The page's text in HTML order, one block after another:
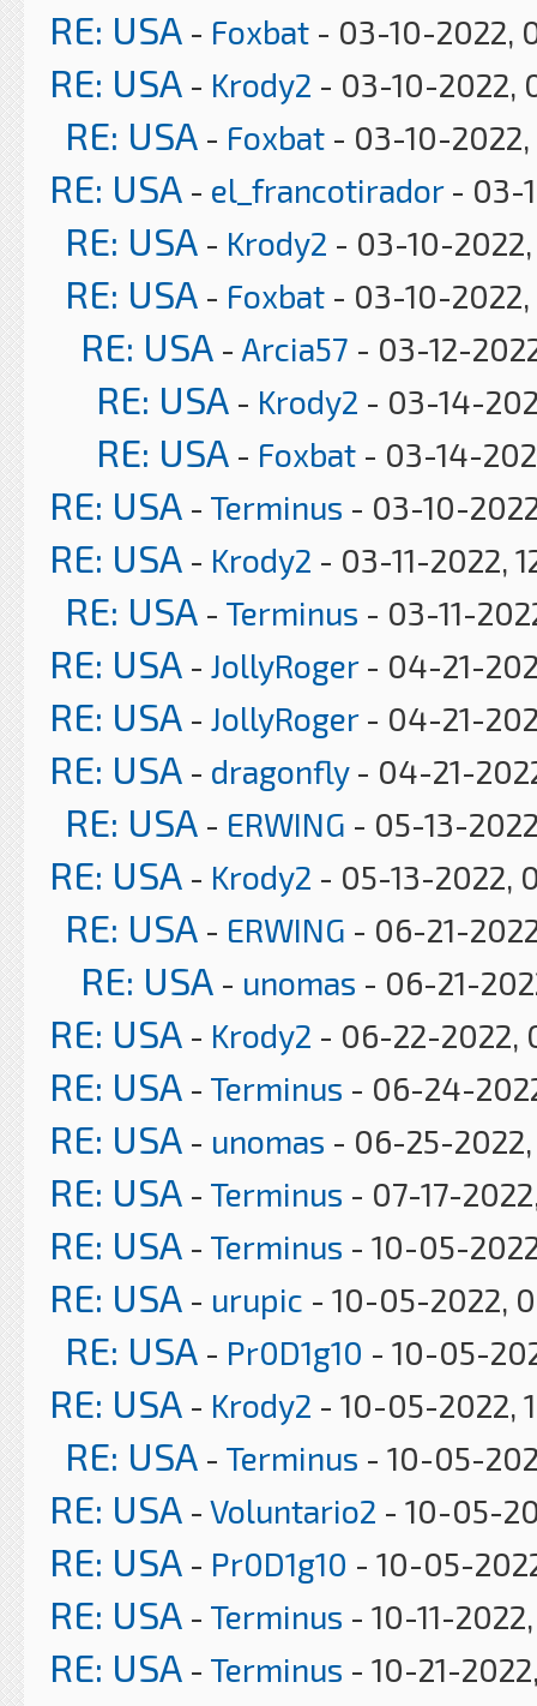
RE: USA - Foxbat - 03-10-2022,
RE: USA - Krody2 - 03-10-2022,
RE: USA - Foxbat - 03-10-2022,
RE: USA - el_francotirador- 03-
RE: USA - Krody2 - 03-10-
RE: USA - Foxbat - 03-10-2022,
RE: USA - Arcia57 - 03-12-
RE: USA - Krody2 - 03-14-
RE: USA - Foxbat - 03-14-
RE: USA - Terminus - 03-10-
RE: USA - Krody2 - 03-11-2022,
RE: USA - Terminus - 03-11-
RE: USA - JollyRoger- 04-21-
RE: USA - JollyRoger- 04-21-
RE: USA - dragonfly- 04-21-
RE: USA - ERWING - 05-13-
RE: USA - Krody2 - 05-13-2022,
RE: USA - ERWING - 06-21-
RE: USA - unomas - 06-21-
RE: USA - Krody2 - 06-22-2022,
RE: USA - Terminus - 06-24-
RE: USA - unomas - 06-25-2022,
RE: USA - Terminus - 07-17-
RE: USA - Terminus - 10-05-
RE: USA - urupic - 10-05-2022,
RE: USA - Pr0D1g10 - 10-05-
RE: USA - Krody2 - 10-05-2022,
RE: USA - Terminus - 10-05-
RE: USA - Voluntario2 - 10-05-
RE: USA - Pr0D1g10 - 10-05-
RE: USA - Terminus - 10-11-
RE: USA - Terminus - 10-21-